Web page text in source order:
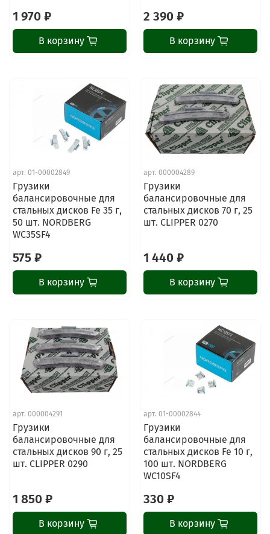
1 970 ₽
В корзину
2 390 ₽
В корзину
арт. 01-00002849
Грузики
балансировочные для
стальных дисков Fe 35 г,
50 шт. NORDBERG
WC35SF4
575 ₽
В корзину
арт. 000004289
Грузики
балансировочные для
стальных дисков 70 г, 25
шт. CLIPPER 0270
1 440 ₽
В корзину
арт. 000004291
Грузики
балансировочные для
стальных дисков 90 г, 25
шт. CLIPPER 0290
1 850 ₽
В корзину
арт. 01-00002844
Грузики
балансировочные для
стальных дисков Fe 10 г,
100 шт. NORDBERG
WC10SF4
330 ₽
В корзину
online
Свяжитесь с нами через любой удобный